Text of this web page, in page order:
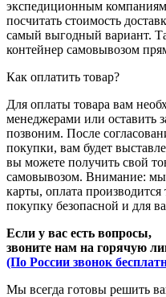
экспедиционным
посчитать стоимость
самый выгодный вариант.
контейнер самовывозом
Как оплатить товар?
Для оплаты товара вам
менеджерами или оставить
позвоним. После
покупки, вам будет
вы можете получить свой
самовывозом. Внимание:
карты, оплата
покупку безопасной и для
Если у вас есть вопросы,
звоните нам на горячую
(По России звонок
Мы всегда готовы решить